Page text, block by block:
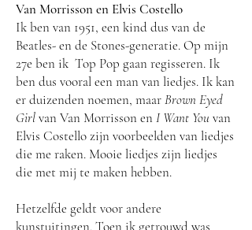
Van Morrisson en Elvis Costello
Ik ben van 1951, een kind dus van de
Beatles- en de Stones-generatie. Op mijn
27e ben ik Top Pop gaan regisseren. Ik
ben dus vooral een man van liedjes. Ik kan
er duizenden noemen, maarBrown Eyed
Girlvan Van Morrisson en I Want Youvan
Elvis Costello zijn voorbeelden van liedjes
die me raken. Mooie liedjes zijn liedjes
die met mij te maken hebben.
Hetzelfde geldt voor andere
kunstuitingen. Toen ik getrouwd was